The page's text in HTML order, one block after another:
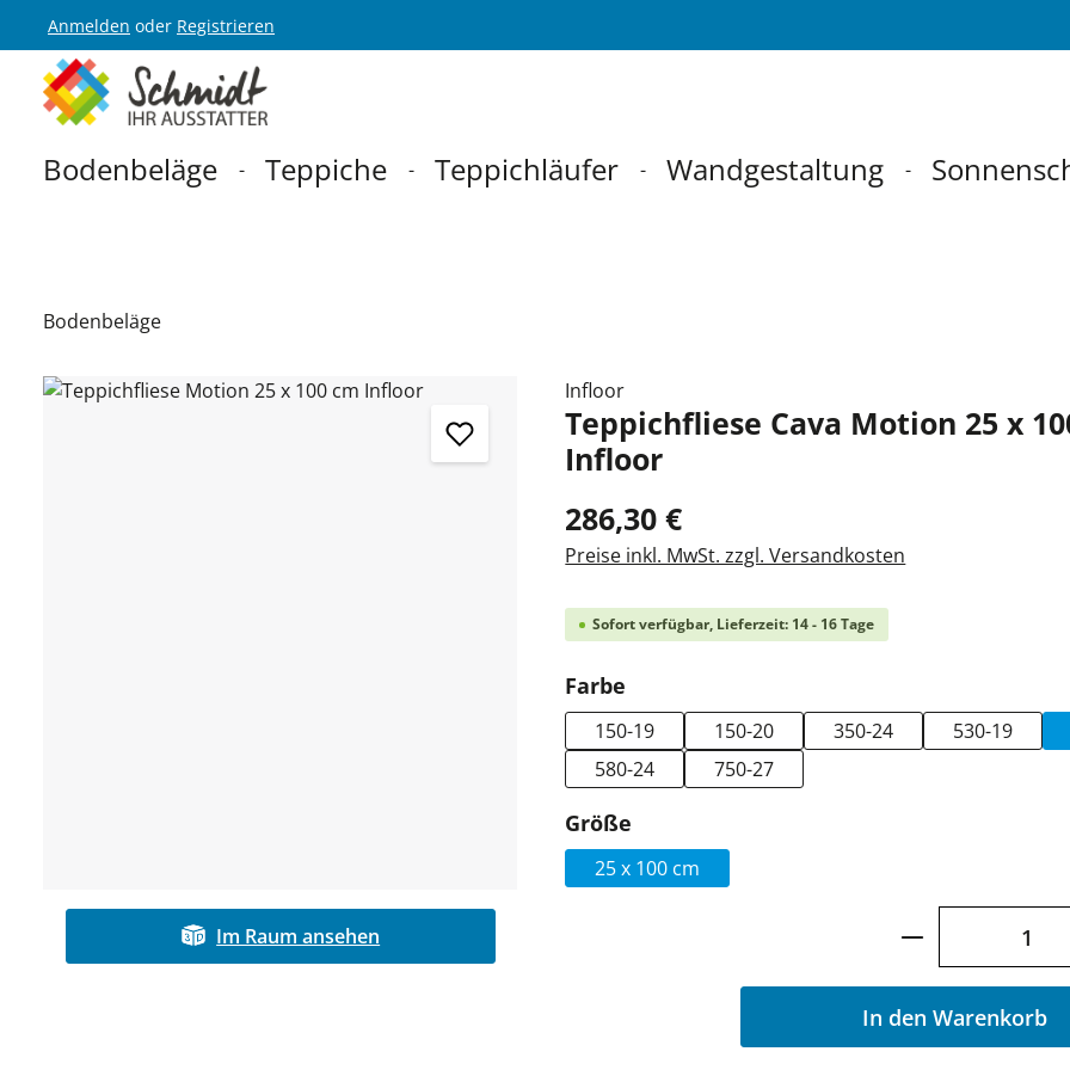
Hauptnavigation springen
Anmelden oder Registrieren
Bodenbeläge Teppiche Teppichläufer Wandgestaltung
Bodenbeläge
Bildergalerie überspringen
Im Raum ansehen
Infloor
Teppichfliese Cava Motion 25 x
Infloor
286,30 €
Preise inkl. MwSt. zzgl. Versandkosten
Sofort verfügbar, Lieferzeit: 14 - 16 Tage
Farbe
150-19 150-20 350-24 530-19
580-24
750-27
Größe
25 x 100 cm
Produkt
In den Warenkorb